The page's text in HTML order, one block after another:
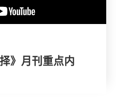
》月刊重点内